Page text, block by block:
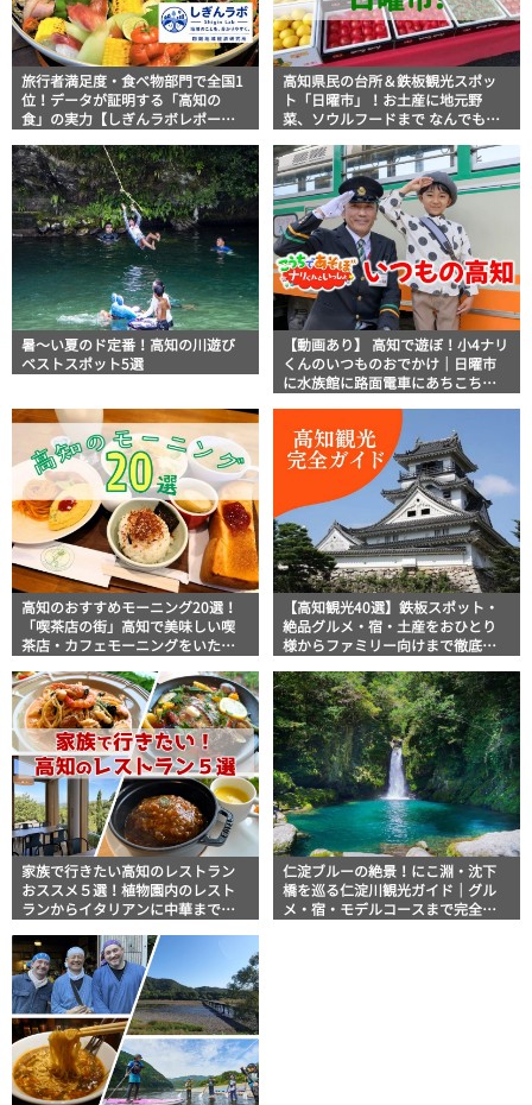
旅行者満足度・食べ物部門で全国1
位！データが証明する「高知の
食」の実力【しぎんラボレポー
高知県民の台所＆鉄板観光スポッ
ト「日曜市」！お土産に地元野
菜、ソウルフードまで なんでもそ
説！
暑～い夏のド定番！高知の川遊び
ベストスポット5選
【動画あり】 高知で遊ぼ！小4ナリ
くんのいつものおでかけ｜日曜市
に水族館に路面電車にあちこち巡
高知のおすすめモーニング20選！
「喫茶店の街」高知で美味しい喫
茶店・カフェモーニングをいただ
【高知観光40選】鉄板スポット・
絶品グルメ・宿・土産をおひとり
様からファミリー向けまで徹底解
家族で行きたい高知のレストラン
おススメ５選！植物園内のレスト
ランからイタリアンに中華まで楽
仁淀ブルーの絶景！にこ淵・沈下
橋を巡る仁淀川観光ガイド｜グル
メ・宿・モデルコースまで完全網